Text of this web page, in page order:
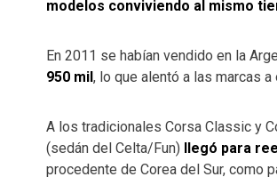
modelos conviviendo al mismo
En 2011 se habían vendido en la
950 mil , lo que alentó a las marcas
A los tradicionales Corsa Classic y
(sedán del Celta/Fun)
llegó para
procedente de Corea del Sur, como